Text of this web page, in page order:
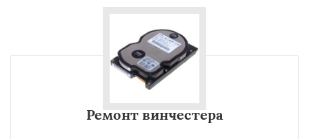
Ремонт винчестера